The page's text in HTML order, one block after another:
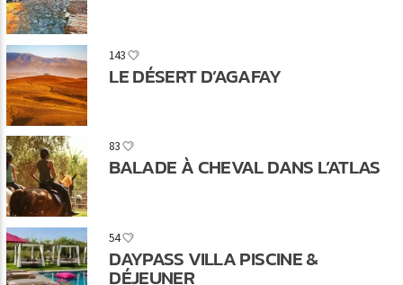
143
LE DÉSERT D’AGAFAY
83
BALADE À CHEVAL DANS L’ATLAS
54
DAYPASS VILLA PISCINE &
DÉJEUNER